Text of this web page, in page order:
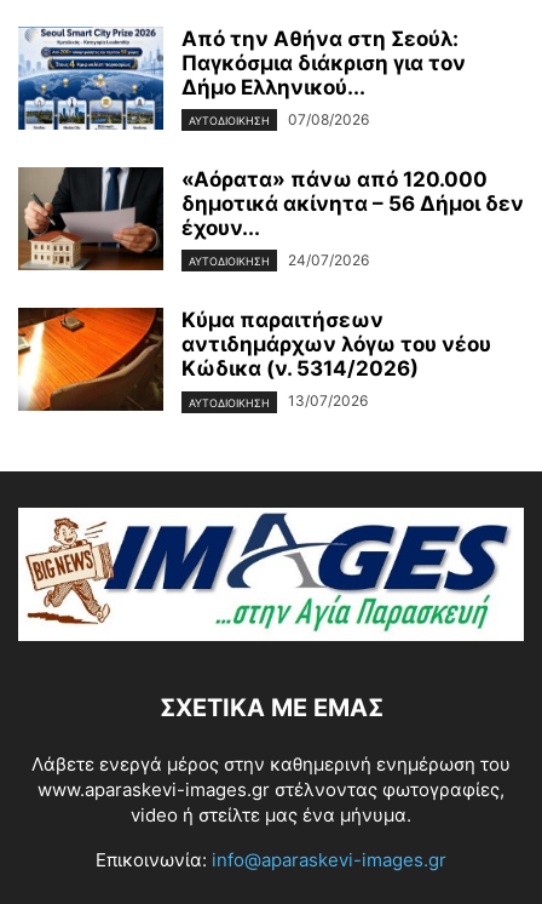
Από την Αθήνα στη Σεούλ:
Παγκόσμια διάκριση για τον
Δήμο Ελληνικού...
ΑΥΤΟΔΙΟΙΚΗΣΗ 07/08/2026
«Αόρατα» πάνω από 120.000
δημοτικά ακίνητα – 56 Δήμοι δεν
έχουν...
ΑΥΤΟΔΙΟΙΚΗΣΗ 24/07/2026
Κύμα παραιτήσεων
αντιδημάρχων λόγω του νέου
Κώδικα (ν. 5314/2026)
ΑΥΤΟΔΙΟΙΚΗΣΗ 13/07/2026
ΣΧΕΤΙΚΆ ΜΕ ΕΜΆΣ
Λάβετε ενεργά μέρος στην καθημερινή ενημέρωση του
www.aparaskevi-images.gr στέλνοντας φωτογραφίες,
video ή στείλτε μας ένα μήνυμα.
Επικοινωνία: info@aparaskevi-images.gr